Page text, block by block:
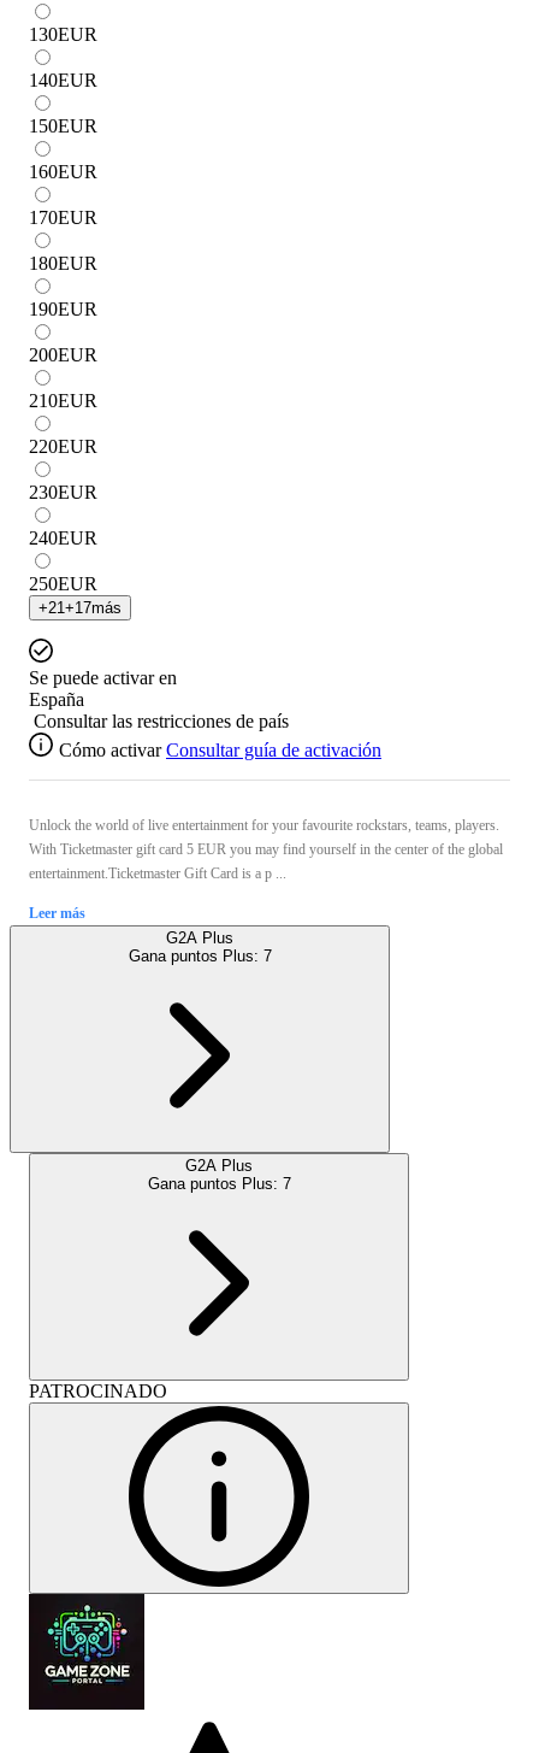
130EUR
140EUR
150EUR
160EUR
170EUR
180EUR
190EUR
200EUR
210EUR
220EUR
230EUR
240EUR
250EUR
+21 +17más
Se puede activar en
España
Consultar las restricciones de país
Cómo activar Consultar guía de activación
Unlock the world of live entertainment for your favourite rockstars, teams, players.
With Ticketmaster gift card 5 EUR you may find yourself in the center of the global
entertainment.Ticketmaster Gift Card is a p ...
Leer más
G2A Plus
Gana puntos Plus: 7
G2A Plus
Gana puntos Plus: 7
PATROCINADO